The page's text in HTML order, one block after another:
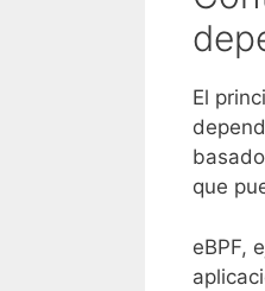
El
que
eBPF,